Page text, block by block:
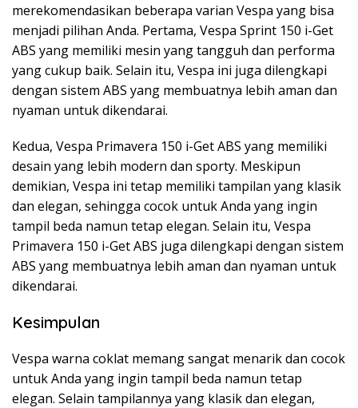
merekomendasikan beberapa varian Vespa yang bisa
menjadi pilihan Anda. Pertama, Vespa Sprint 150 i-Get
ABS yang memiliki mesin yang tangguh dan performa
yang cukup baik. Selain itu, Vespa ini juga dilengkapi
dengan sistem ABS yang membuatnya lebih aman dan
nyaman untuk dikendarai.
Kedua, Vespa Primavera 150 i-Get ABS yang memiliki
desain yang lebih modern dan sporty. Meskipun
demikian, Vespa ini tetap memiliki tampilan yang klasik
dan elegan, sehingga cocok untuk Anda yang ingin
tampil beda namun tetap elegan. Selain itu, Vespa
Primavera 150 i-Get ABS juga dilengkapi dengan sistem
ABS yang membuatnya lebih aman dan nyaman untuk
dikendarai.
Kesimpulan
Vespa warna coklat memang sangat menarik dan cocok
untuk Anda yang ingin tampil beda namun tetap
elegan. Selain tampilannya yang klasik dan elegan,